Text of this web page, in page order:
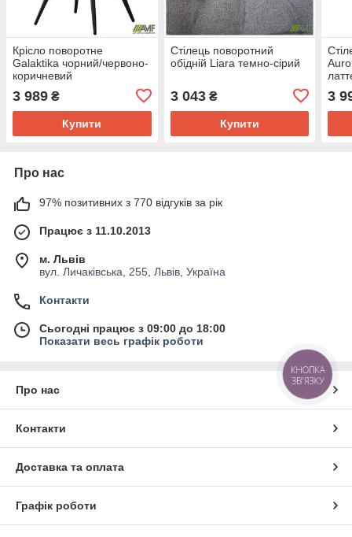
Крісло поворотне
Galaktika чорний/червоно-
коричневий
3 989 ₴
Купити
Стілець поворотний
обідній Liara темно-сірий
3 043₴
Купити
3
Про нас
97% позитивних з 770 відгуків за рік
Працює з 11.10.2013
м. Львів
вул. Личаківська, 255, Львів, Україна
Контакти
Сьогодні працює з 09:00 до 18:00
Показати весь графік роботи
Про нас
Контакти
Доставка та оплата
Графік роботи
КНОПКА
ЗВ'ЯЗКУ